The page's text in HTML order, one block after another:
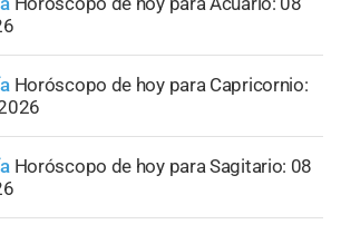
Horóscopo de hoy para Capricornio:
Horóscopo de hoy para Sagitario: 08